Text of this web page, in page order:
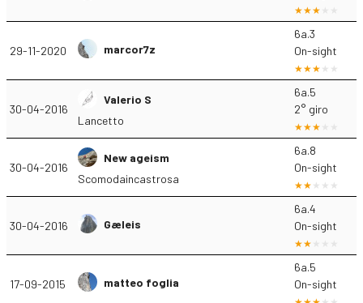
29-11-2020 marcor7z
6a.3
On-sight
30-04-2016
Valerio S
Lancetto
6a.5
2° giro
30-04-2016
New ageism
Scomodaincastrosa
6a.8
On-sight
30-04-2016 Gæleis
6a.4
On-sight
17-09-2015 matteo foglia
6a.5
On-sight